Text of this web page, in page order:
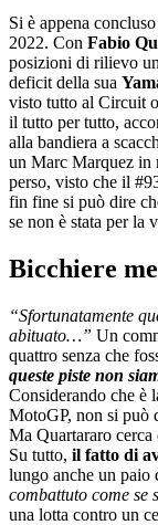
Si è appena
2022. Con Fabio
posizioni di rilievo
deficit della sua
visto tutto al Circuit
il tutto per tutto,
alla bandiera a
un Marc Marquez in
perso, visto che il
fin fine si può dire
se non è stata per
Bicchiere
“Sfortunatamente
abituato…” Un
quattro senza che
queste piste non
Considerando che è
MotoGP, non si può
Ma Quartararo
Su tutto, il fatto di
lungo anche un paio
combattuto come se
una lotta contro un